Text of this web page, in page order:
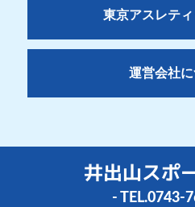
東京アスレテ
運営会社
井出山スポ
- TEL.0743-